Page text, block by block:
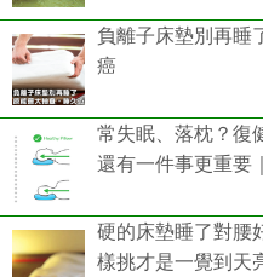
負離子床墊別再睡
癌
常失眠、落枕？復
還有一件事更重要
硬的床墊睡了對腰
樣挑才是一覺到天